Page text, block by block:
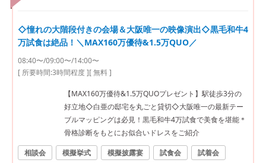
◇憧れの大階段付きの会場＆大阪唯一の映像演出◇黒毛和牛4
万試食は絶品！＼MAX160万優待&1.5万QUO／
08:40〜/09:00〜/14:00〜
[ 所要時間:3時間程度][ 無料 ]
【MAX160万優待&1.5万QUOプレゼント】駅徒歩3分の
好立地◇白亜の邸宅を丸ごと貸切◇大阪唯一の最新テー
ブルマッピングは必見！黒毛和牛4万試食で美食を堪能＊
骨格診断をもとにお似合いドレスをご紹介
相談会
模擬挙式 模擬披露宴 試食会
試着会